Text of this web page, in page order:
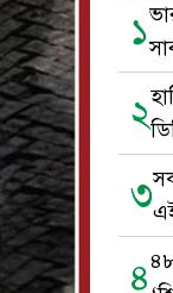
১
২
৩
৪